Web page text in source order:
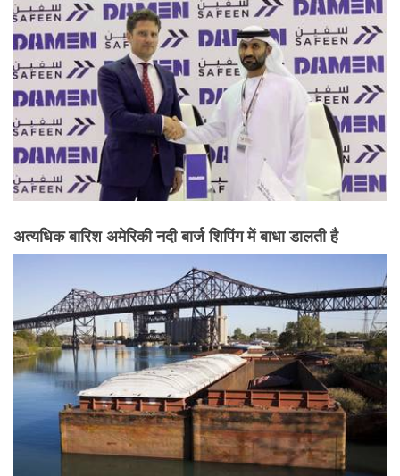
अत्यधिक बारिश अमेरिकी नदी बार्ज शिपिंग में बाधा डालती है